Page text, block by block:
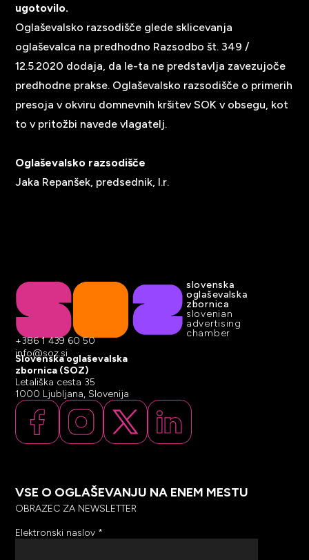
ugotovilo.
Oglaševalsko razsodišče glede sklicevanja
oglaševalca na predhodno Razsodbo št. 349 /
12.5.2020 dodaja, da le-ta ne predstavlja zavezujoče
predhodne prakse. Oglaševalsko razsodišče o primerih
presoja v okviru domnevnih kršitev SOK v obsegu, kot
to v pritožbi navede vlagatelj.
Oglaševalsko razsodišče
Jaka Repanšek, predsednik, l.r.
slovenska
oglaševalska
zbornica
slovenian
advertising
chamber
+386 1 439 60 50
info@soz.si
Slovenska oglaševalska
zbornica (SOZ)
Letališka cesta 35
1000 Ljubljana, Slovenija
VSE O OGLAŠEVANJU NA ENEM MESTU
OBRAZEC ZA NEWSLETTER
Elektronski naslov *